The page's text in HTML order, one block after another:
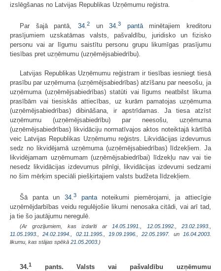
izslēgšanas no Latvijas Republikas Uzņēmumu reģistra.
Par šajā pantā, 34.2un34.3 pantāminētajiem kreditoru
prasījumiem uzskatāmas valsts, pašvaldību, juridisko un fizisko
personu vai ar līgumu saistītu personu grupu likumīgas prasījumu
tiesības pret uzņēmumu (uzņēmējsabiedrību).
Latvijas Republikas Uzņēmumu reģistram ir tiesības iesniegt tiesā
prasību par uzņēmuma (uzņēmējsabiedrības) atzīšanu par neesošu, ja
uzņēmuma (uzņēmējsabiedrības) statūti vai līgums neatbilst likuma
prasībām vai tiesiskās attiecības, uz kurām pamatojas uzņēmuma
(uzņēmējsabiedrības) dibināšana, ir apstrīdamas. Ja tiesa atzīst
uzņēmumu (uzņēmējsabiedrību) par neesošu, uzņēmuma
(uzņēmējsabiedrības) likvidāciju normatīvajos aktos noteiktajā kārtībā
veic Latvijas Republikas Uzņēmumu reģistrs. Likvidācijas izdevumus
sedz no likvidējamā uzņēmuma (uzņēmējsabiedrības) līdzekļiem. Ja
likvidējamam uzņēmumam (uzņēmējsabiedrībai) līdzekļu nav vai tie
nesedz likvidācijas izdevumus pilnīgi, likvidācijas izdevumi sedzami
no šim mērķim speciāli piešķirtajiem valsts budžeta līdzekļiem.
Šā panta un 34.3pantanoteikumi piemērojami, ja attiecīgie
uzņēmējdarbības veidu regulējošie likumi nenosaka citādi, vai arī tad,
ja tie šo jautājumu neregulē.
(Ar grozījumiem, kas izdarīti ar 14.05.1991. 12.05.1992. ,23.02.1993.
11.05.1993.
,24.02.1994. 02.11.1995. 19.09.1996. ,22.05.1997. un 16.04.2003
likumu, kas stājas spēkā 21.05.2003. )
34.1
pants. Valsts vai pašvaldību uzņēmumu